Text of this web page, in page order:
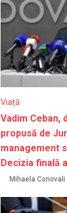
Viață
Vadim Ceban,
propusă de
management
Decizia finală
Mihaela Conovali